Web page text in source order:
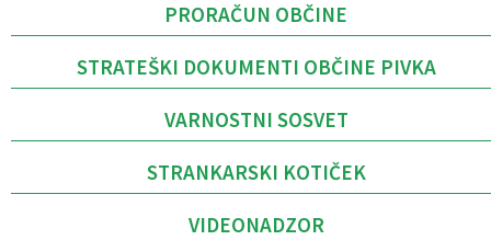
PRORAČUN OBČINE
STRATEŠKI DOKUMENTI OBČINE PIVKA
VARNOSTNI SOSVET
STRANKARSKI KOTIČEK
VIDEONADZOR